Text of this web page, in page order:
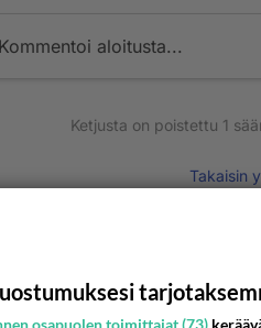
Kommentoi aloitusta...
Ketjusta on poistettu 1
Takaisin
osapuolen toimittajat (73)